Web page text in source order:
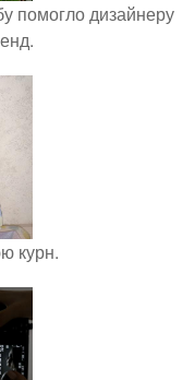
помогло дизайнеру
курн.